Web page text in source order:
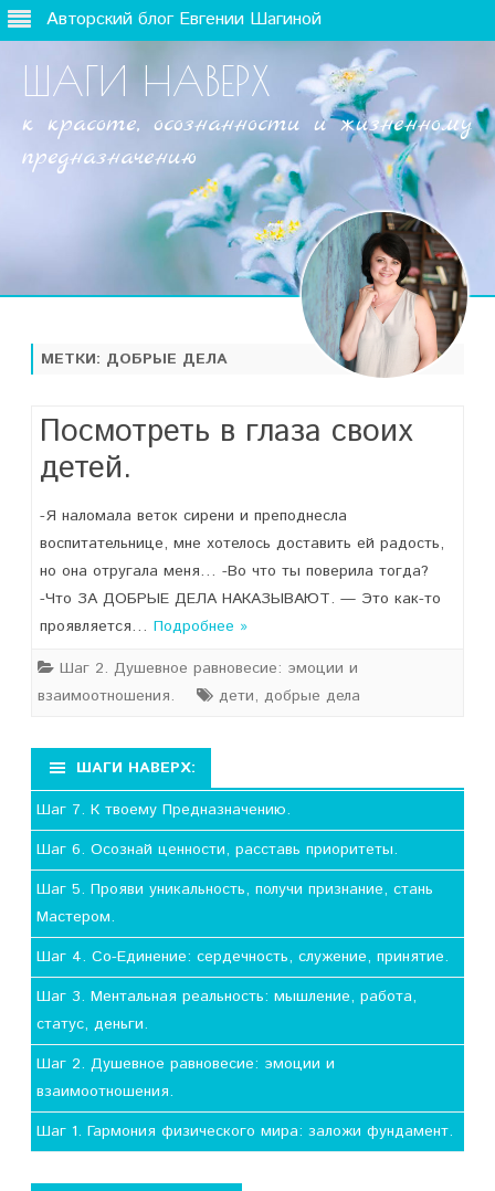
Авторский блог Евгении Шагиной
ШАГИ НАВЕРХ
к красоте, осознанности и жизненному
предназначению
МЕТКИ: ДОБРЫЕ ДЕЛА
Посмотреть в глаза своих
детей.
-Я наломала веток сирени и преподнесла
воспитательнице, мне хотелось доставить ей радость,
но она отругала меня… -Во что ты поверила тогда?
-Что ЗА ДОБРЫЕ ДЕЛА НАКАЗЫВАЮТ. — Это как-то
проявляется… Подробнее »
Шаг 2. Душевное равновесие: эмоции и
взаимоотношения.
дети, добрые дела
ШАГИ НАВЕРХ:
Шаг 7. К твоему Предназначению.
Шаг 6. Осознай ценности, расставь приоритеты.
Шаг 5. Прояви уникальность, получи признание, стань
Мастером.
Шаг 4. Со-Единение: сердечность, служение, принятие.
Шаг 3. Ментальная реальность: мышление, работа,
статус, деньги.
Шаг 2. Душевное равновесие: эмоции и
взаимоотношения.
Шаг 1. Гармония физического мира: заложи фундамент.